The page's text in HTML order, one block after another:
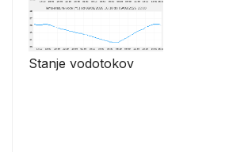
Stanje vodotokov